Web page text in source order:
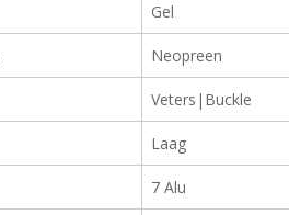
Gel
Neopreen
Veters|Buckle
Laag
7 Alu